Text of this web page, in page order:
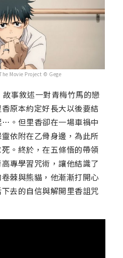
Movie Project © Gege
故事敘述一對青梅竹馬的戀
原本約定好長大以後要結
。但里香卻在一場車禍中
依附在乙骨身邊，為此所
。終於，在五條悟的帶領
專學習咒術，讓他結識了
棘與熊貓，他漸漸打開心
去的自信與解開里香詛咒